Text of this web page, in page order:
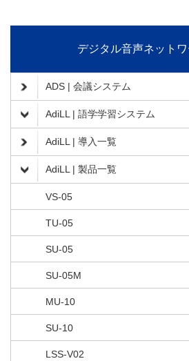
デジタル音声ネット
ADS | 会議システム
AdiLL | 語学学習システム
AdiLL | 導入一覧
AdiLL | 製品一覧
VS-05
TU-05
SU-05
SU-05M
MU-10
SU-10
LSS-V02